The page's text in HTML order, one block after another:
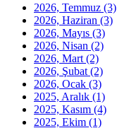
2026, Temmuz (3)
2026, Haziran (3)
2026, Mayıs (3)
2026, Nisan (2)
2026, Mart (2)
2026, Şubat (2)
2026, Ocak (3)
2025, Aralık (1)
2025, Kasım (4)
2025, Ekim (1)